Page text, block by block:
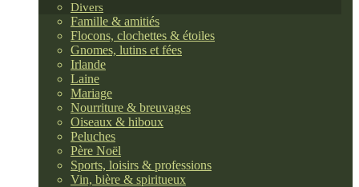
Divers
Famille & amitiés
Flocons, clochettes & étoiles
Gnomes, lutins et fées
Irlande
Laine
Mariage
Nourriture & breuvages
Oiseaux & hiboux
Peluches
Père Noël
Sports, loisirs & professions
Vin, bière & spiritueux